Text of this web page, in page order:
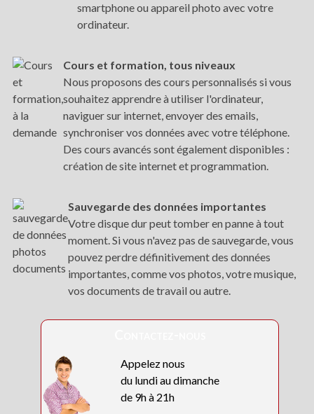
Appelez nous
du lundi au dimanche
de 9h à 21h
smartphone ou appareil photo avec votre
ordinateur.
Cours et formation, tous niveaux
Nous proposons des cours personnalisés si vous
souhaitez apprendre à utiliser l'ordinateur,
naviguer sur internet, envoyer des emails,
synchroniser vos données avec votre téléphone.
Des cours avancés sont également disponibles :
création de site internet et programmation.
Sauvegarde des données importantes
Votre disque dur peut tomber en panne à tout
moment. Si vous n'avez pas de sauvegarde, vous
pouvez perdre définitivement des données
importantes, comme vos photos, votre musique,
vos documents de travail ou autre.